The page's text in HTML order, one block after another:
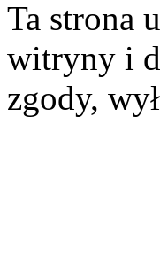
Ta strona
witryny i
zgody,